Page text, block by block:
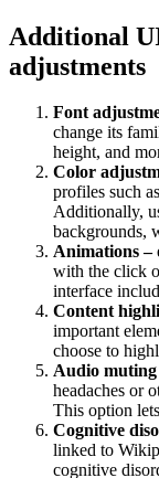
Additional
adjustments
Font
change its
height, and
Color
profiles such
Additionally,
backgrounds,
Animations –
with the click
interface
Content
important
choose to
Audio muting
headaches or
This option
Cognitive
linked to
cognitive